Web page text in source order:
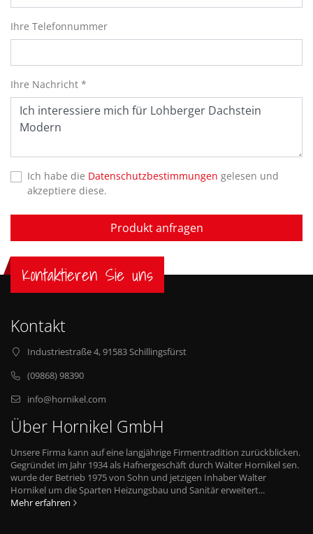
Ihre Telefonnummer
Ihre Nachricht *
Ich habe die Datenschutzbestimmungen gelesen und
akzeptiere diese.
Produkt anfragen
Kontaktieren Sie uns
Kontakt
Industriestraße 4, 91583 Schillingsfürst
(09868) 98390
info@hornikel.com
Über Hornikel GmbH
Unsere Firma kann auf eine langjährige Firmentradition zurückblicken.
Gegründet im Jahr 1934 als Hafnergeschäft durch Walter Hornikel sen.
wurde der Betrieb 1975 von Sohn und jetzigen Inhaber Walter
Hornikel um die Sparten Heizungsbau und Sanitär erweitert...
Mehr erfahren